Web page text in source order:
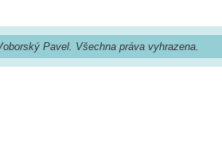
Pavel. Všechna práva vyhrazena.